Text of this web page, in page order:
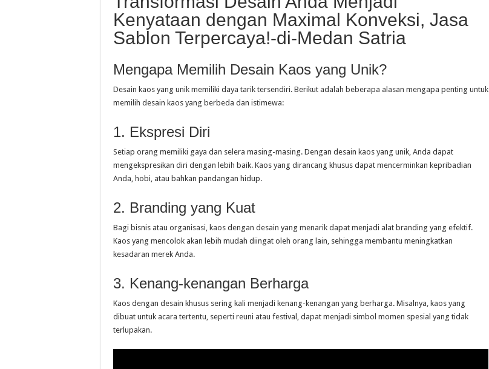
Kenyataan dengan Maximal Konveksi, Jasa
Sablon Terpercaya!-di-Medan Satria
Mengapa Memilih Desain Kaos yang Unik?
Desain kaos yang unik memiliki daya tarik tersendiri. Berikut adalah beberapa alasan mengapa penting untuk
memilih desain kaos yang berbeda dan istimewa:
1. Ekspresi Diri
Setiap orang memiliki gaya dan selera masing-masing. Dengan desain kaos yang unik, Anda dapat
mengekspresikan diri dengan lebih baik. Kaos yang dirancang khusus dapat mencerminkan kepribadian
Anda, hobi, atau bahkan pandangan hidup.
2. Branding yang Kuat
Bagi bisnis atau organisasi, kaos dengan desain yang menarik dapat menjadi alat branding yang efektif.
Kaos yang mencolok akan lebih mudah diingat oleh orang lain, sehingga membantu meningkatkan
kesadaran merek Anda.
3. Kenang-kenangan Berharga
Kaos dengan desain khusus sering kali menjadi kenang-kenangan yang berharga. Misalnya, kaos yang
dibuat untuk acara tertentu, seperti reuni atau festival, dapat menjadi simbol momen spesial yang tidak
terlupakan.